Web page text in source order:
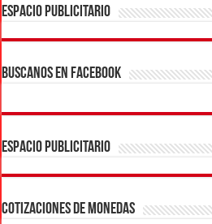
ESPACIO PUBLICITARIO
BUSCANOS EN FACEBOOK
ESPACIO PUBLICITARIO
COTIZACIONES DE MONEDAS